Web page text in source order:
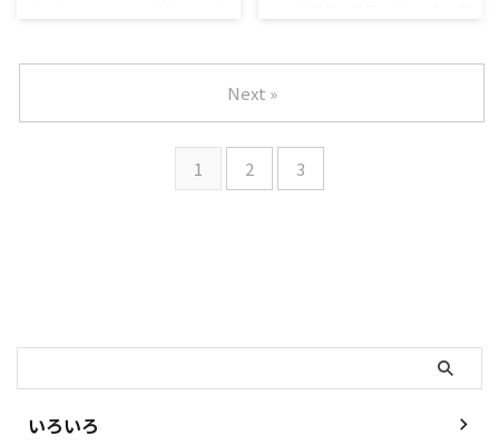
...
スタオル卒業宣言の文字。 手に
取ってみると、見た目にフカフカ
していてすごく良さそうに感じま
す。今回はバスタオル卒業宣言の
るタオル バス ...
実はニトリもさすがの品揃えで、
タオルも充実していているので
す。超低価格のものからハイグレ
ードの糸を使ったものまで多くの
タオルが販売されています。 今
説明をご覧になる方はコ ...
1 2 3
Next »
いろいろ